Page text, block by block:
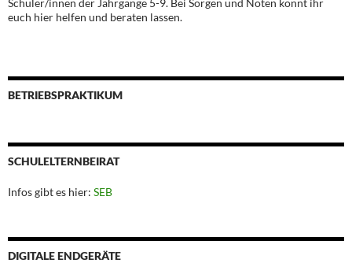
euch hier helfen und beraten lassen.
BETRIEBSPRAKTIKUM
SCHULELTERNBEIRAT
Infos gibt es hier: SEB
DIGITALE ENDGERÄTE